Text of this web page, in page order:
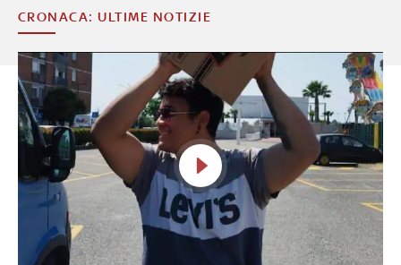
CRONACA: ULTIME NOTIZIE